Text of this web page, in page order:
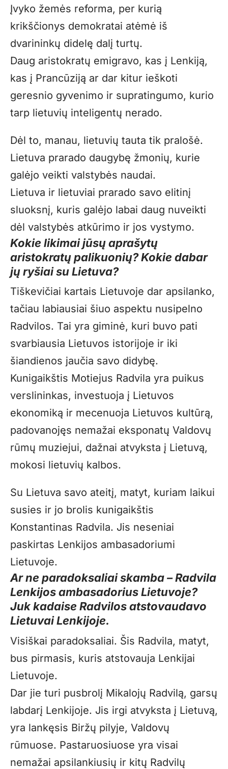
Įvyko žemės reforma, per kurią
krikščionys demokratai atėmė iš
dvarininkų didelę dalį turtų.
Daug aristokratų emigravo, kas į Lenkiją,
kas į Prancūziją ar dar kitur ieškoti
geresnio gyvenimo ir supratingumo, kurio
tarp lietuvių inteligentų nerado.
Dėl to, manau, lietuvių tauta tik pralošė.
Lietuva prarado daugybę žmonių, kurie
galėjo veikti valstybės naudai.
Lietuva ir lietuviai prarado savo elitinį
sluoksnį, kuris galėjo labai daug nuveikti
dėl valstybės atkūrimo ir jos vystymo.
Kokie likimai jūsų aprašytų
aristokratų palikuonių? Kokie dabar
jų ryšiai su Lietuva?
Tiškevičiai kartais Lietuvoje dar apsilanko,
tačiau labiausiai šiuo aspektu nusipelno
Radvilos. Tai yra giminė, kuri buvo pati
svarbiausia Lietuvos istorijoje ir iki
šiandienos jaučia savo didybę.
Kunigaikštis Motiejus Radvila yra puikus
verslininkas, investuoja į Lietuvos
ekonomiką ir mecenuoja Lietuvos kultūrą,
padovanojęs nemažai eksponatų Valdovų
rūmų muziejui, dažnai atvyksta į Lietuvą,
mokosi lietuvių kalbos.
Su Lietuva savo ateitį, matyt, kuriam laikui
susies ir jo brolis kunigaikštis
Konstantinas Radvila. Jis neseniai
paskirtas Lenkijos ambasadoriumi
Lietuvoje.
Ar ne paradoksaliai skamba – Radvila
Lenkijos ambasadorius Lietuvoje?
Juk kadaise Radvilos atstovaudavo
Lietuvai Lenkijoje.
Visiškai paradoksaliai. Šis Radvila, matyt,
bus pirmasis, kuris atstovauja Lenkijai
Lietuvoje.
Dar jie turi pusbrolį Mikalojų Radvilą, garsų
labdarį Lenkijoje. Jis irgi atvyksta į Lietuvą,
yra lankęsis Biržų pilyje, Valdovų
rūmuose. Pastaruosiuose yra visai
nemažai apsilankiusių ir kitų Radvilų